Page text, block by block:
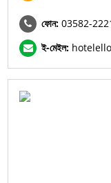
ফোন: 03582-
ই-মেইল: